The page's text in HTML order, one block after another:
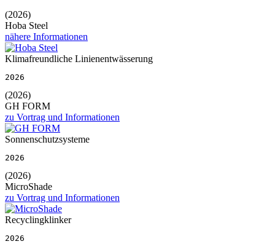
(2026)
Hoba Steel
nähere Informationen
Klimafreundliche Linienentwässerung
2026
(2026)
GH FORM
zu Vortrag und Informationen
Sonnenschutzsysteme
2026
(2026)
MicroShade
zu Vortrag und Informationen
Recyclingklinker
2026